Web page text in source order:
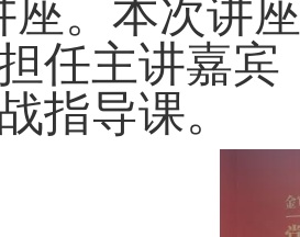
座。本次讲
任主讲嘉
指导课。